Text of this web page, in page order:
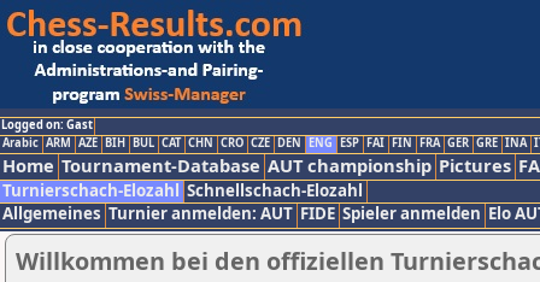
Logged on: Gast
Arabic ARM AZE BIH BUL CAT CHN CRO CZE DEN ENG ESP FAI FIN FRA GER GRE INA
Home Tournament-Database AUT championship Pictures
Turnierschach-Elozahl Schnellschach-Elozahl
Allgemeines Turnier anmelden: AUT FIDE Spieler anmelden Elo
Willkommen bei den offiziellen